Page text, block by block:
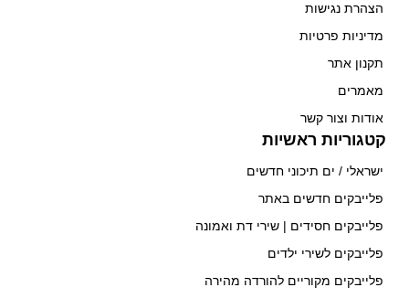
הצהרת נגישות
מדיניות פרטיות
תקנון אתר
מאמרים
אודות וצור קשר
קטגוריות ראשיות
ישראלי / ים תיכוני חדשים
פלייבקים חדשים באתר
פלייבקים חסידים | שירי דת ואמונה
פלייבקים לשירי ילדים
פלייבקים מקוריים להורדה מהירה